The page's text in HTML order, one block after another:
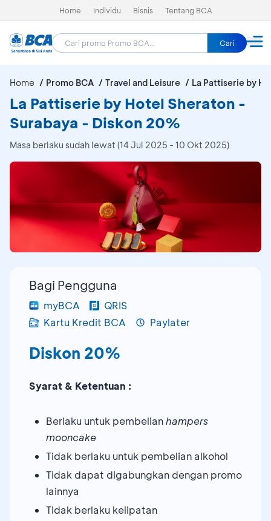
Home Individu Bisnis Tentang BCA
Cari
Home Promo BCA Travel and Leisure La Pattiserie by
La Pattiserie by Hotel Sheraton -
Surabaya - Diskon 20%
Masa berlaku sudah lewat (14 Jul 2025 - 10 Okt 2025)
Bagi Pengguna
myBCA
QRIS
Kartu Kredit BCA
Paylater
Diskon 20%
Syarat & Ketentuan :
Berlaku untuk pembelianhampers
mooncake
Tidak berlaku untuk pembelian alkohol
Tidak dapat digabungkan dengan promo
lainnya
Tidak berlaku kelipatan